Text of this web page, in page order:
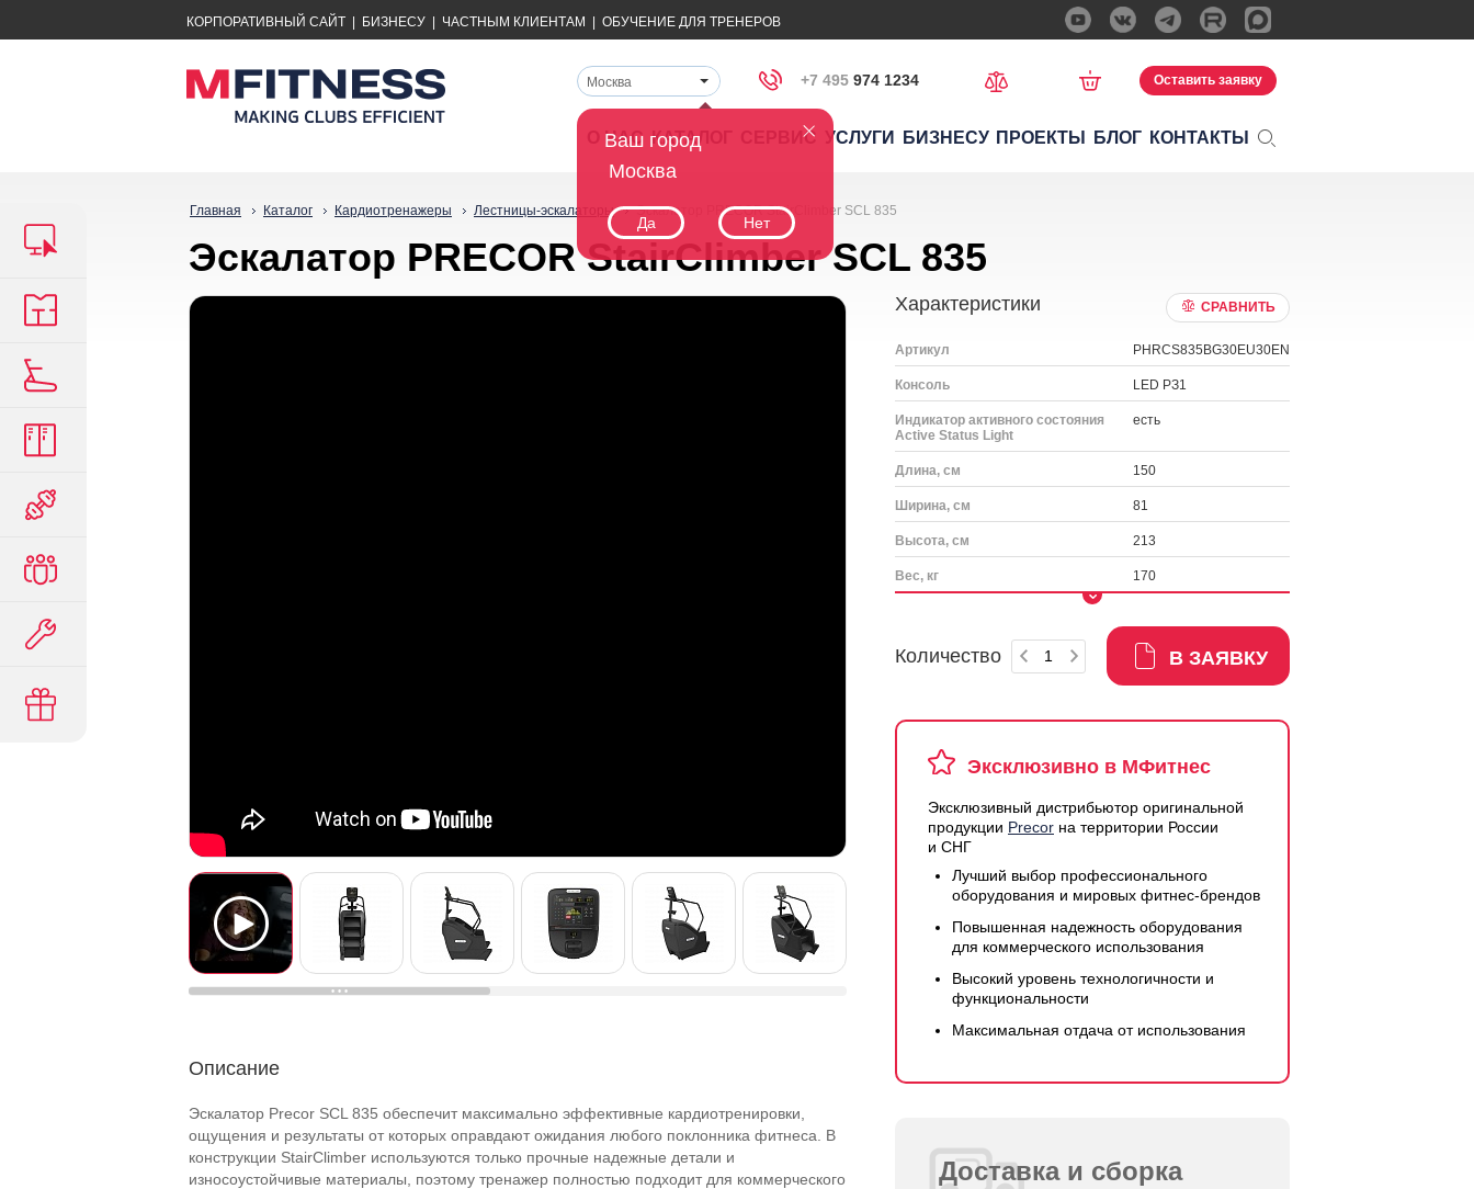
КОРПОРАТИВНЫЙ САЙТ БИЗНЕСУ ЧАСТНЫМ КЛИЕНТАМ ОБУЧЕНИЕ ДЛЯ ТРЕНЕРОВ
Ваш город
Москва
Да Нет
Москва +7 495 974 1234 Оставить заявку
О НАС КАТАЛОГ СЕРВИС УСЛУГИ БИЗНЕСУ ПРОЕКТЫ БЛОГ КОНТАКТЫ
Главная Каталог Кардиотренажеры Лестницы-эскалаторы Эскалатор PRECOR StairClimber SCL 835
Эскалатор PRECOR StairClimber SCL 835
Характеристики СРАВНИТЬ
Артикул PHRCS835BG30EU30EN
Консоль LED PЗ1
Индикатор активного состояния
Active Status Light
есть
Длина, см 150
Ширина, см 81
Высота, см 213
Вес, кг 170
Количество В ЗАЯВКУ
Эксклюзивно в МФитнес
Эксклюзивный дистрибьютор оригинальной
продукции Precor на территории России
и СНГ
Лучший выбор профессионального
оборудования и мировых фитнес-брендов
Повышенная надежность оборудования
для коммерческого использования
Высокий уровень технологичности и
функциональности
Максимальная отдача от использования
Доставка и сборка
Описание
Эскалатор Precor SCL 835 обеспечит максимально эффективные кардиотренировки,
ощущения и результаты от которых оправдают ожидания любого поклонника фитнеса. В
конструкции StairClimber используются только прочные надежные детали и
износоустойчивые материалы, поэтому тренажер полностью подходит для коммерческого